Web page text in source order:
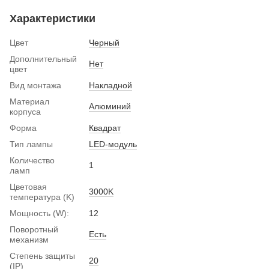
Характеристики
Цвет
Черный
Дополнительный
цвет
Нет
Вид монтажа
Накладной
Материал
корпуса
Алюминий
Форма
Квадрат
Тип лампы
LED-модуль
Количество
ламп
1
Цветовая
температура (K)
3000K
Мощность (W):
12
Поворотный
механизм
Есть
Степень защиты
(IP)
20